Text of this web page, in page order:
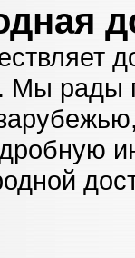
Мы рады